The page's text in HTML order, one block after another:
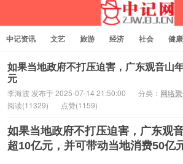
中记网
中记资讯 文艺 旅游 经济 社会 健康
企业管理 网站建设 记者专栏 独立页面
如果当地政府不打压迫害，广东观音山
元
李海波 发布于 2025-07-14 21:50:00 分类： 网络
阅读(11329)
点赞(1159)
如果当地政府不打压迫害，广东观
超10亿元，并可带动当地消费50亿